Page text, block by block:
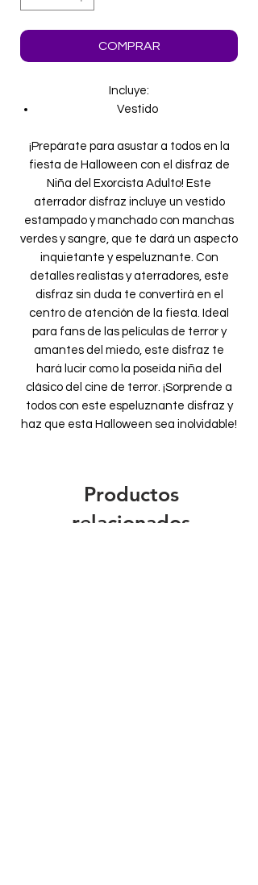
COMPRAR
Incluye:
Vestido
¡Prepárate para asustar a todos en la
fiesta de Halloween con el disfraz de
Niña del Exorcista Adulto! Este
aterrador disfraz incluye un vestido
estampado y manchado con manchas
verdes y sangre, que te dará un aspecto
inquietante y espeluznante. Con
detalles realistas y aterradores, este
disfraz sin duda te convertirá en el
centro de atención de la fiesta. Ideal
para fans de las películas de terror y
amantes del miedo, este disfraz te
hará lucir como la poseída niña del
clásico del cine de terror. ¡Sorprende a
todos con este espeluznante disfraz y
haz que esta Halloween sea inolvidable!
Productos
relacionados